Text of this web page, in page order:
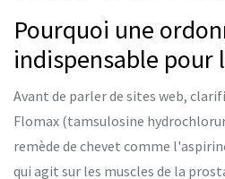
Pourquoi une
indispensable pour
Avant de parler de sites web,
Flomax (tamsulosine
remède de chevet comme
qui agit sur les muscles de la